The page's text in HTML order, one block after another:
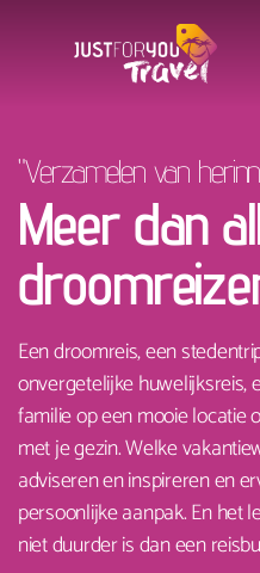
"Verzamelen van
Meer dan
Een droomreis, een
onvergetelijke
familie op een mooie locatie
met je gezin. Welke
adviseren en inspireren en
persoonlijke aanpak. En het
niet duurder is dan een